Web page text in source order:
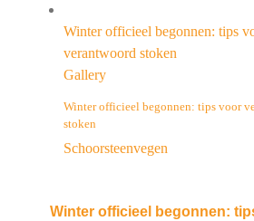
Winter officieel begonnen: tips
verantwoord stoken
Gallery
Winter officieel begonnen: tips voor
stoken
Schoorsteenvegen
Winter officieel begonnen: